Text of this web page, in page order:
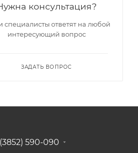
консультация?
специалисты ответят на любой
интересующий вопрос
ЗАДАТЬ ВОПРОС
590-090